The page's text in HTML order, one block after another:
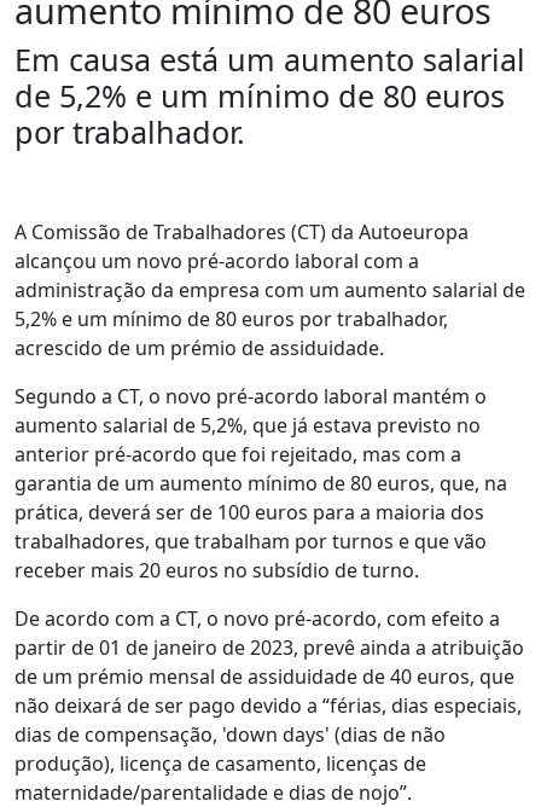
aumento mínimo de 80 euros
Em causa está um aumento salarial
de 5,2% e um mínimo de 80 euros
por trabalhador.
A Comissão de Trabalhadores (CT) da Autoeuropa
alcançou um novo pré-acordo laboral com a
administração da empresa com um aumento salarial de
5,2% e um mínimo de 80 euros por trabalhador,
acrescido de um prémio de assiduidade.
Segundo a CT, o novo pré-acordo laboral mantém o
aumento salarial de 5,2%, que já estava previsto no
anterior pré-acordo que foi rejeitado, mas com a
garantia de um aumento mínimo de 80 euros, que, na
prática, deverá ser de 100 euros para a maioria dos
trabalhadores, que trabalham por turnos e que vão
receber mais 20 euros no subsídio de turno.
De acordo com a CT, o novo pré-acordo, com efeito a
partir de 01 de janeiro de 2023, prevê ainda a atribuição
de um prémio mensal de assiduidade de 40 euros, que
não deixará de ser pago devido a “férias, dias especiais,
dias de compensação, 'down days' (dias de não
produção), licença de casamento, licenças de
maternidade/parentalidade e dias de nojo”.